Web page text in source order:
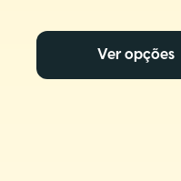
Ver opções